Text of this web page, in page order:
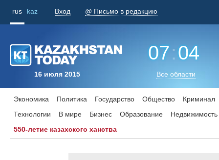
rus kaz Вход @ Письмо в редакцию
16 июля 2015
07:04
Все области
Экономика Политика Государство Общество
Криминал
Технологии
В мире Бизнес Образование
Недвижимость
550-летие казахского ханства